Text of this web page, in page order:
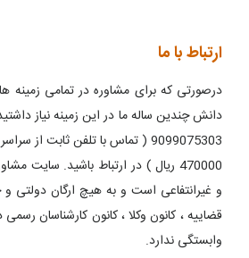
ارتباط با ما
درصورتی که برای مشاوره در تمامی زمینه
دانش چندین ساله ما در این زمینه نیاز
9099075303 ( تماس با تلفن ثابت
470000 ریال ) در ارتباط باشید.
و غیرانتفاعی است و به هیچ ارگان دولتی
قضاییه ، کانون وکلا ، کانون کارشناسان
وابستگی ندارد.